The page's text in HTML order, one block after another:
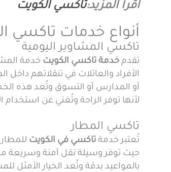
اقرأ المزيد:تاكسي الكويت
أنواع خدمات تاكسي
تاكسي المشاوير اليومية
تقدم خدمة تاكسي الكويت خدمة
الأفراد والعائلات في تنقلاتهم
أو المدارس أو التسوق وتُعد هذه
لأنها توفر الراحة وتُغني عن استخدام
تاكسي المطار
تُعتبر خدمة تاكسي في الكويت
حيث توفر وسيلة نقل آمنة وسريعة من
بالمواعيد بدقة وتُعد الخيار الأمثل